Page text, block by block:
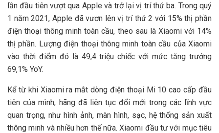
lần đầu tiên vượt qua Apple và trở lại vị trí thứ ba. Trong quý
1 năm 2021, Apple đã vươn lên vị trí thứ 2 với 15% thị phần
điện thoại thông minh toàn cầu, theo sau là Xiaomi với 14%
thị phần. Lượng điện thoại thông minh toàn cầu của Xiaomi
vào thời điểm đó là 49,4 triệu chiếc với mức tăng trưởng
69,1% YoY.
Kể từ khi Xiaomi ra mắt dòng điện thoại Mi 10 cao cấp đầu
tiên của mình, hãng đã liên tục đổi mới trong các lĩnh vực
quan trọng, như hình ảnh, màn hình, sạc, hệ thống sản xuất
thông minh và nhiều hơn thế nữa. Xiaomi đầu tư với mục tiêu